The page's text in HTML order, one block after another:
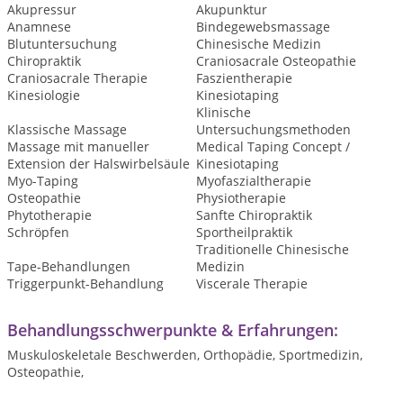
Akupressur
Akupunktur
Anamnese
Bindegewebsmassage
Blutuntersuchung
Chinesische Medizin
Chiropraktik
Craniosacrale Osteopathie
Craniosacrale Therapie
Faszientherapie
Kinesiologie
Kinesiotaping
Klassische Massage
Klinische
Untersuchungsmethoden
Massage mit manueller
Extension der Halswirbelsäule
Medical Taping Concept /
Kinesiotaping
Myo-Taping
Myofaszialtherapie
Osteopathie
Physiotherapie
Phytotherapie
Sanfte Chiropraktik
Schröpfen
Sportheilpraktik
Tape-Behandlungen
Traditionelle Chinesische
Medizin
Triggerpunkt-Behandlung
Viscerale Therapie
Behandlungsschwerpunkte & Erfahrungen:
Muskuloskeletale Beschwerden, Orthopädie, Sportmedizin,
Osteopathie,